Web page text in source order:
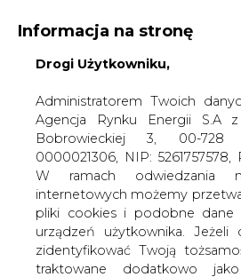
KONTAKT:
WYDAWCA PORTALU:
WYSOKI KONTRAST WIELKOŚĆ
Informacja na stronę
Drogi Użytkowniku,
Administratorem Twoich
Agencja Rynku Energii S.A
Bobrowieckiej 3, 00-728
0000021306, NIP: 5261757578,
W ramach odwiedzania
internetowych możemy
pliki cookies i podobne dane
urządzeń użytkownika. Jeżeli
zidentyfikować Twoją
traktowane dodatkowo